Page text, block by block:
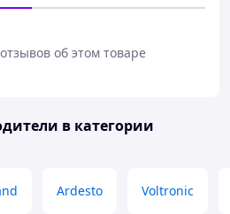
режимы работы, скорость
угла наклона
распределение
вентилятор под любые
об этом товаре
в категории
Ardesto Voltronic